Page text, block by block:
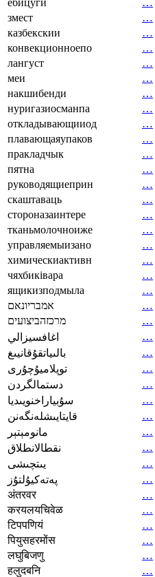
змест
…
казбекскии
…
конвекционноепо
…
лангуст
…
меи
…
накшибенди
…
нуригазиосманпа
…
откладывающииод
…
плавающаяупаков
…
пракладчык
…
пятна
…
руководящиеприн
…
скаштаваць
…
стороназаинтере
…
тканьмолочноиже
…
управляемыизано
…
химическиактивн
…
чяхбиківара
…
ящикизподмыла
…
אמבריונאם
…
מרכזהביצועים
…
اغافسيزالي
…
بالىياتقۇقانيىغ
…
توپلاميۇچۇرى
…
دستمالگردن
…
سۇبياراخنويىديا
…
قايتايىشلەنگەنن
…
مانومېتېر
…
نقطالانطلاق
…
يىتچىشى
…
پەتەكيۇلتۇز
…
अंतरवर
…
करयलयचिवेळ
…
टिपपणियं
…
पियुसहरमोंस
…
लघुबिजणु
…
हलुदबनि
…